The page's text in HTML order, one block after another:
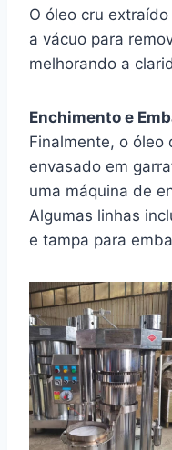
O óleo cru
a vácuo para
melhorando a
Enchimento e
Finalmente, o óleo
envasado em
uma máquina de
Algumas linhas
e tampa para